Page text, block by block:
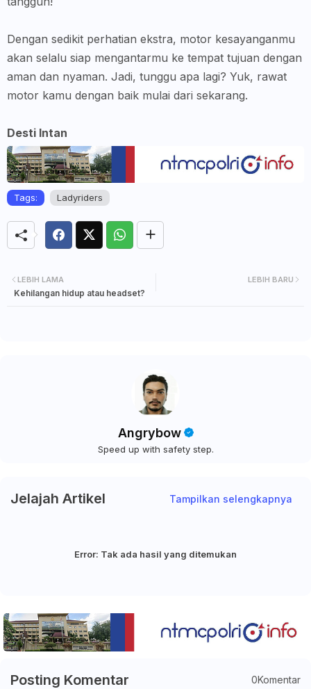
Dengan sedikit perhatian ekstra, motor kesayanganmu
akan selalu siap mengantarmu ke tempat tujuan dengan
aman dan nyaman. Jadi, tunggu apa lagi? Yuk, rawat
motor kamu dengan baik mulai dari sekarang.
Desti Intan
Tags: Ladyriders
LEBIH BARU
LEBIH LAMA
Kehilangan hidup atau headset?
Angrybow
Speed up with safety step.
Jelajah Artikel Tampilkan selengkapnya
Error: Tak ada hasil yang ditemukan
Posting Komentar 0Komentar